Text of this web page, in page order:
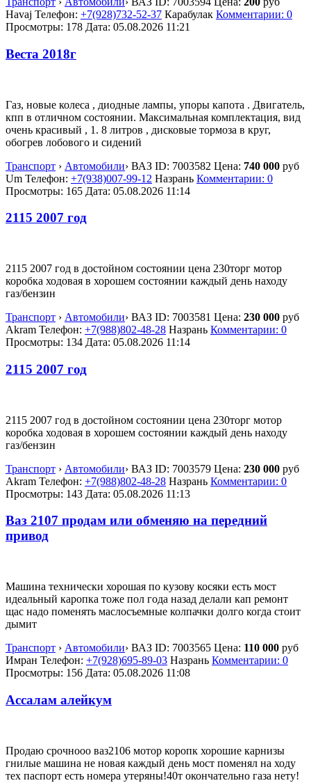
Havaj Телефон: +7(928)732-52-37 Карабулак Комментарии: 0
Просмотры: 178 Дата: 05.08.2026 11:21
Веста 2018г
Газ, новые колеса , диодные лампы, упоры капота . Двигатель,
кпп в отличном состоянии. Максимальная комплектация, вид
очень красивый , 1. 8 литров , дисковые тормоза в круг,
обогрев лобового и сидений
Транспорт › Автомобили› ВАЗ ID: 7003582 Цена: 740 000 руб
Um Телефон: +7(938)007-99-12 Назрань Комментарии: 0
Просмотры: 165 Дата: 05.08.2026 11:14
2115 2007 год
2115 2007 год в достойном состоянии цена 230торг мотор
коробка ходовая в хорошем состоянии каждый день находу
газ/бензин
Транспорт › Автомобили› ВАЗ ID: 7003581 Цена: 230 000 руб
Akram Телефон: +7(988)802-48-28 Назрань Комментарии: 0
Просмотры: 134 Дата: 05.08.2026 11:14
2115 2007 год
2115 2007 год в достойном состоянии цена 230торг мотор
коробка ходовая в хорошем состоянии каждый день находу
газ/бензин
Транспорт › Автомобили› ВАЗ ID: 7003579 Цена: 230 000 руб
Akram Телефон: +7(988)802-48-28 Назрань Комментарии: 0
Просмотры: 143 Дата: 05.08.2026 11:13
Ваз 2107 продам или обменяю на передний
привод
Машина технически хорошая по кузову косяки есть мост
идеальный каропка тоже пол года назад делали кап ремонт
щас надо поменять маслосъемные колпачки долго когда стоит
дымит
Транспорт › Автомобили› ВАЗ ID: 7003565 Цена: 110 000 руб
Имран Телефон: +7(928)695-89-03 Назрань Комментарии: 0
Просмотры: 156 Дата: 05.08.2026 11:08
Ассалам алейкум
Продаю срочнооо ваз2106 мотор коропк хорошие карнизы
гнилые машина не новая каждый день мост поменял на ходу
тех паспорт есть номера утеряны!40т окончательно газа нету!